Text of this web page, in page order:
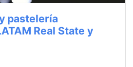
pastelería
Real State y